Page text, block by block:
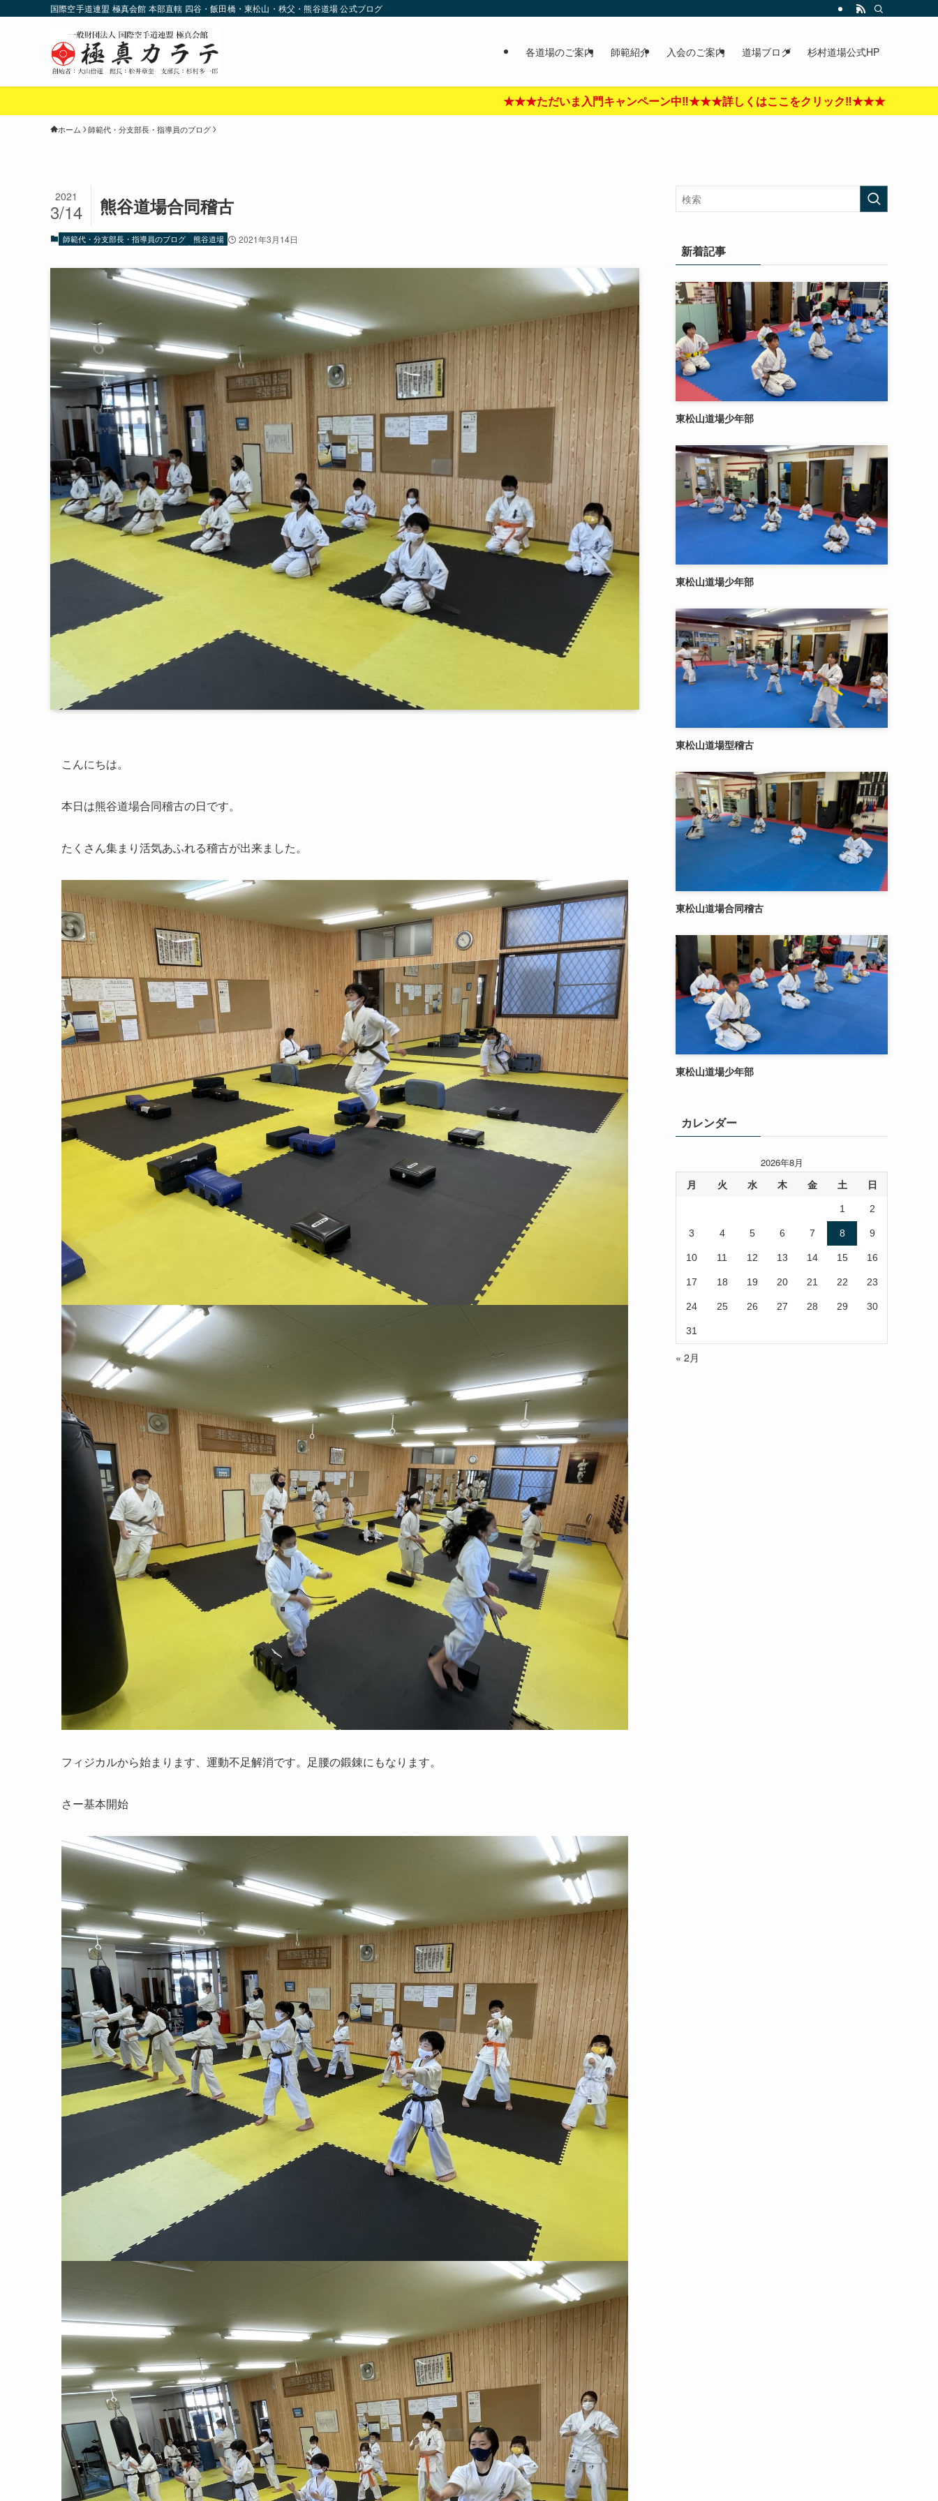
国際空手道連盟 極真会館 本部直轄 四谷・飯田橋・東松山・秩父・熊谷道場 公式ブログ
各道場のご案内 師範紹介 入会のご案内 道場ブログ 杉村道場公式HP
★★★ただいま入門キャンペーン中‼︎★★★詳しくはここをクリック‼︎★★★
ホーム 師範代・分支部長・指導員のブログ
熊谷道場合同稽古
2021
3/14
師範代・分支部長・指導員のブログ 熊谷道場 2021年3月14日
こんにちは。
本日は熊谷道場合同稽古の日です。
たくさん集まり活気あふれる稽古が出来ました。
フィジカルから始まります、運動不足解消です。足腰の鍛錬にもなります。
さー基本開始
新着記事
東松山道場少年部
東松山道場少年部
東松山道場型稽古
東松山道場合同稽古
東松山道場少年部
カレンダー
2026年8月
月 火 水 木 金 土 日
1 2
3 4 5 6 7 8 9
10 11 12 13 14 15 16
17 18 19 20 21 22 23
24 25 26 27 28 29 30
31
« 2月